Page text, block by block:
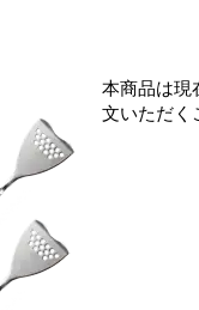
本商品は現
文いただく